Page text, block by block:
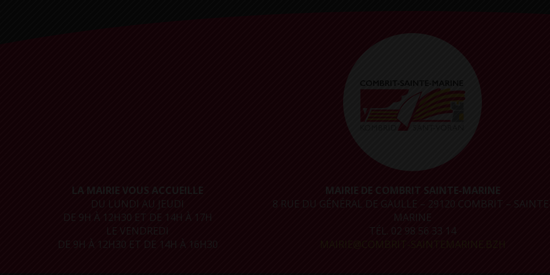
LA MAIRIE VOUS ACCUEILLE
DU LUNDI AU JEUDI
DE 9H À 12H30 ET DE 14H À 17H
LE VENDREDI
DE 9H À 12H30 ET DE 14H À 16H30
MAIRIE DE COMBRIT SAINTE-MARINE
8 RUE DU GÉNÉRAL DE GAULLE – 29120 COMBRIT –
MARINE
TÉL. 02 98 56 33 14